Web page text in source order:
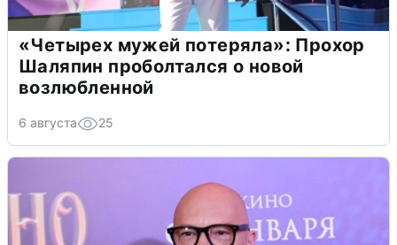
«Четырех мужей потеряла»: Прохор
Шаляпин проболтался о новой
возлюбленной
6 августа 25